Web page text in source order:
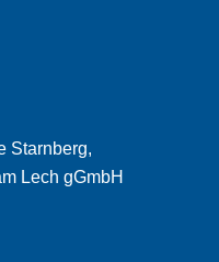
Starnberg,
Lech gGmbH